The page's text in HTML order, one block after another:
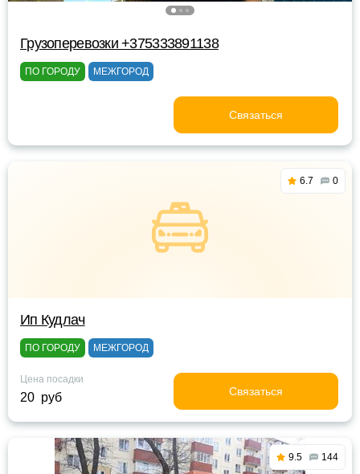
Грузоперевозки +375333891138
ПО ГОРОДУ МЕЖГОРОД
Связаться
6.7 0
Ип Кудлач
ПО ГОРОДУ МЕЖГОРОД
Цена посадки
20 руб Связаться
9.5 144